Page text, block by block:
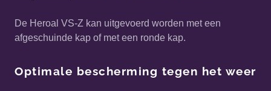
De Heroal VS-Z kan uitgevoerd worden met een
afgeschuinde kap of met een ronde kap.
Optimale bescherming tegen het weer